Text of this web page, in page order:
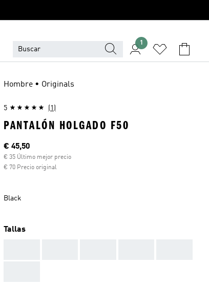
1
Hombre • Originals
5 (1)
PANTALÓN HOLGADO F50
Precio actual
€ 45,50
€ 35 Último mejor precio
€ 70 Precio original
Black
Tallas